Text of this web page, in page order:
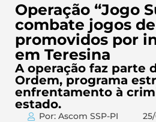
Operação “Jogo
combate jogos
promovidos por
em Teresina
A operação faz parte
Ordem, programa
enfrentamento à
estado.
Por: Ascom SSP-PI